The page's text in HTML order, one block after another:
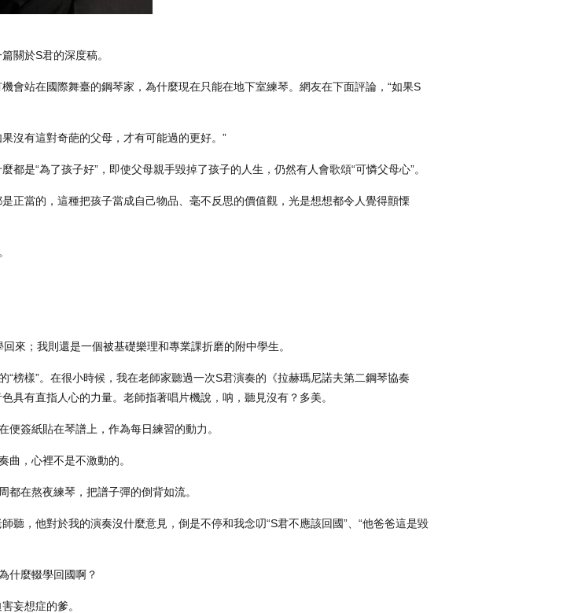
關於S君的深度稿。
會站在國際舞臺的鋼琴家，為什麼現在只能在地下室練琴。網友在下面評論，“如果S
沒有這對奇葩的父母，才有可能過的更好。”
都是“為了孩子好”，即使父母親手毀掉了孩子的人生，仍然有人會歌頌“可憐父母心”。
正當的，這種把孩子當成自己物品、毫不反思的價值觀，光是想想都令人覺得顫慄
來；我則還是一個被基礎樂理和專業課折磨的附中學生。
“榜樣”。在很小時候，我在老師家聽過一次S君演奏的《拉赫瑪尼諾夫第二鋼琴協奏
具有直指人心的力量。老師指著唱片機說，呐，聽見沒有？多美。
便簽紙貼在琴譜上，作為每日練習的動力。
曲，心裡不是不激動的。
都在熬夜練琴，把譜子彈的倒背如流。
聽，他對於我的演奏沒什麼意見，倒是不停和我念叨“S君不應該回國”、“他爸爸這是毀
什麼輟學回國啊？
妄想症的爹。